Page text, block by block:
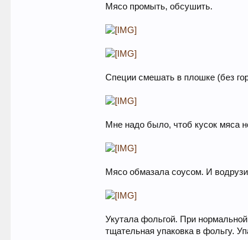
Мясо промыть, обсушить.
Специи смешать в плошке (без
Мне надо было, чтоб кусок мяса
Мясо обмазала соусом. И
Укутала фольгой. При
тщательная упаковка в фольгу.